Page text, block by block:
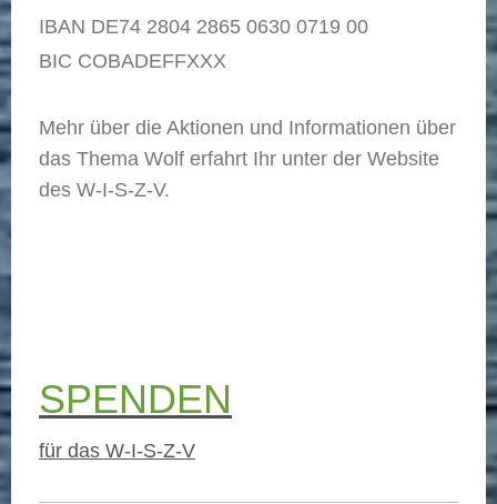
IBAN DE74 2804 2865 0630 0719 00
BIC COBADEFFXXX
Mehr über die Aktionen und Informationen über
das Thema Wolf erfahrt Ihr unter der Website
des W-I-S-Z-V.
SPENDEN
für das W-I-S-Z-V